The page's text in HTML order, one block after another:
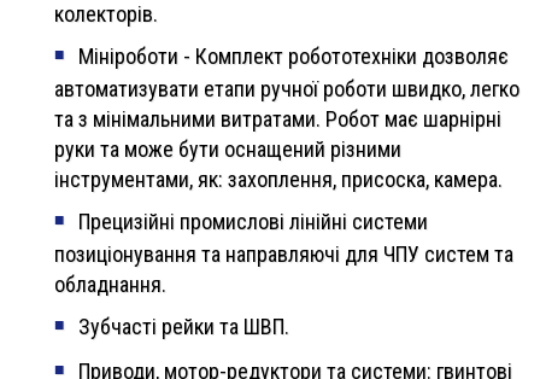
колекторів.
Мініроботи - Комплект робототехніки дозволяє
автоматизувати етапи ручної роботи швидко, легко
та з мінімальними витратами. Робот має шарнірні
руки та може бути оснащений різними
інструментами, як: захоплення, присоска, камера.
Прецизійні промислові лінійні системи
позиціонування та направляючі для ЧПУ систем та
обладнання.
Зубчасті рейки та ШВП.
Приводи, мотор-редуктори та системи: гвинтові